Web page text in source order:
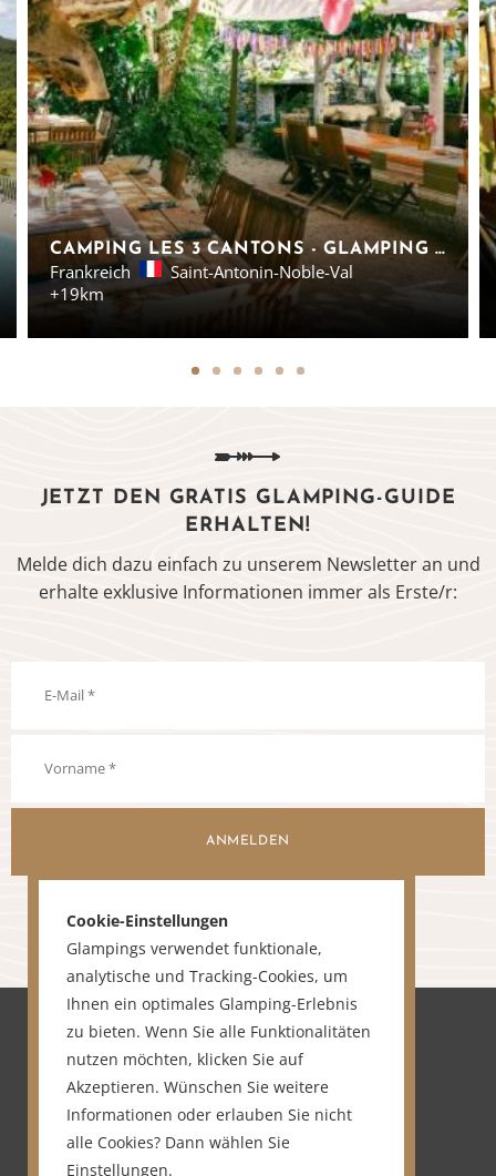
CAMPING LES 3 CANTONS - GLAMPING UNTERKÜNFTE IN SAINT-ANTONIN-NOBLE-VAL
Frankreich
Saint-Antonin-Noble-Val
+19km
JETZT DEN GRATIS GLAMPING-GUIDE
ERHALTEN!
Melde dich dazu einfach zu unserem Newsletter an und
erhalte exklusive Informationen immer als Erste/r:
ANMELDEN
Cookie-Einstellungen
Glampings verwendet funktionale,
analytische und Tracking-Cookies, um
Ihnen ein optimales Glamping-Erlebnis
zu bieten. Wenn Sie alle Funktionalitäten
nutzen möchten, klicken Sie auf
Akzeptieren. Wünschen Sie weitere
Informationen oder erlauben Sie nicht
alle Cookies? Dann wählen Sie
Einstellungen.